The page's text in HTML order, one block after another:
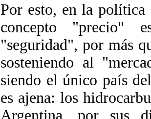
Por esto, en la política
concepto "precio"
"seguridad", por más
sosteniendo al
siendo el único país
es ajena: los
Argentina, por sus